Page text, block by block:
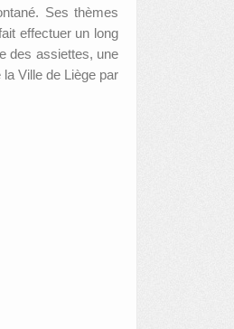
Ses thèmes
effectuer un long
des assiettes, une
Ville de Liège par